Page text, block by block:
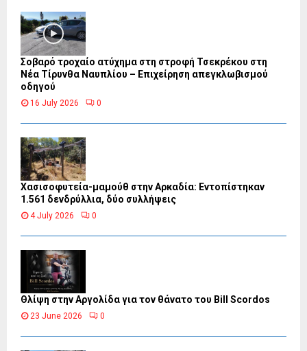
Σοβαρό τροχαίο ατύχημα στη στροφή Τσεκρέκου στη
Νέα Τίρυνθα Ναυπλίου – Επιχείρηση απεγκλωβισμού
οδηγού
16 July 2026 0
Χασισοφυτεία-μαμούθ στην Αρκαδία: Εντοπίστηκαν
1.561 δενδρύλλια, δύο συλλήψεις
4 July 2026 0
Θλίψη στην Αργολίδα για τον θάνατο του Bill Scordos
23 June 2026 0